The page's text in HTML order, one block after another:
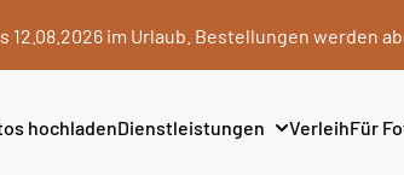
12.08.2026 im Urlaub. Bestellungen werden
hochladenDienstleistungen VerleihFür